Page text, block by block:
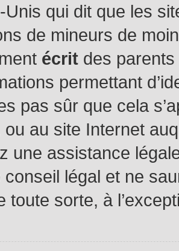
Unis qui dit que les
de mineurs de
écrit des parents
permettant
pas sûr que cela
ou au site Internet
une assistance
conseil légal et ne
toute sorte, à